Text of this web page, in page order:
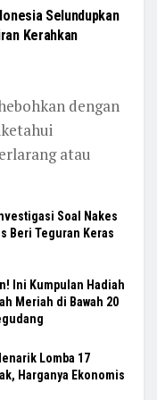
Selundupkan
Kerahkan
dengan
atau
Soal Nakes
Beri Teguran Keras
Ini Kumpulan Hadiah
Meriah di Bawah 20
Lomba 17
Harganya Ekonomis